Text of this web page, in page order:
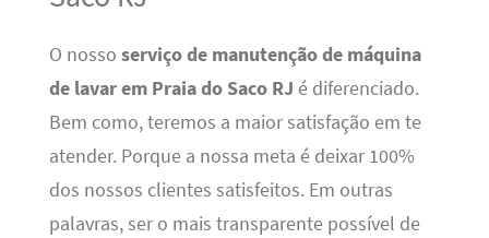
O nosso serviço de manutenção de máquina
de lavar em Praia do Saco RJ é diferenciado.
Bem como, teremos a maior satisfação em te
atender. Porque a nossa meta é deixar 100%
dos nossos clientes satisfeitos. Em outras
palavras, ser o mais transparente possível de